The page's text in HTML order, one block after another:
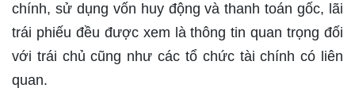
chính, sử dụng vốn huy động và thanh toán gốc, lãi
trái phiếu đều được xem là thông tin quan trọng đối
với trái chủ cũng như các tổ chức tài chính có liên
quan.